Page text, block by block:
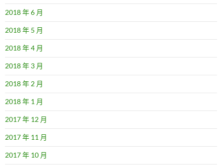
2018 年 6 月
2018 年 5 月
2018 年 4 月
2018 年 3 月
2018 年 2 月
2018 年 1 月
2017 年 12 月
2017 年 11 月
2017 年 10 月